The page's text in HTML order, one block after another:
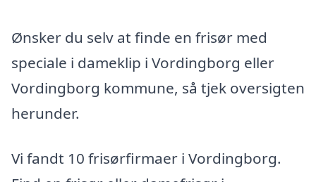
Ønsker du selv at finde en frisør med
speciale i dameklip i Vordingborg eller
Vordingborg kommune, så tjek oversigten
herunder.
Vi fandt 10 frisørfirmaer i Vordingborg.